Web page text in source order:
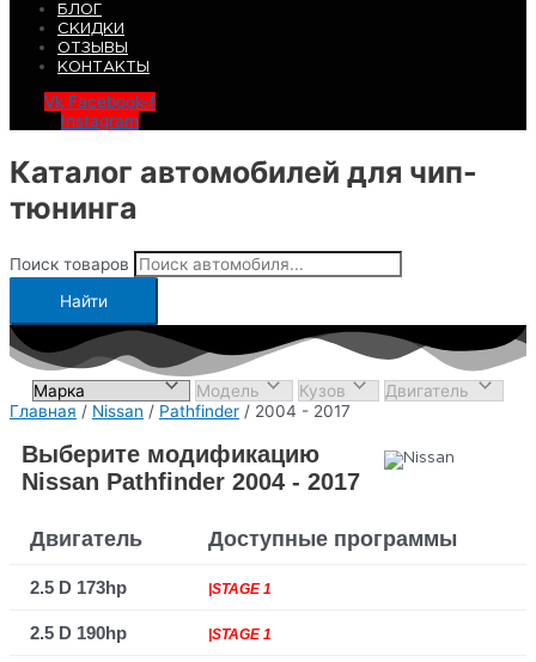
БЛОГ
СКИДКИ
ОТЗЫВЫ
КОНТАКТЫ
Vk Facebook-f
Instagram
Каталог автомобилей для чип-
тюнинга
Поиск товаров
Найти
Главная / Nissan / Pathfinder / 2004 - 2017
Выберите модификацию
Nissan Pathfinder 2004 - 2017
Двигатель Доступные программы
2.5 D 173hp |STAGE 1
2.5 D 190hp |STAGE 1